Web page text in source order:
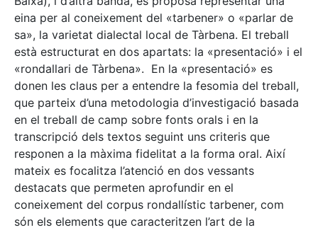
eina per al coneixement del «tarbener» o «parlar de
sa», la varietat dialectal local de Tàrbena. El treball
està estructurat en dos apartats: la «presentació» i el
«rondallari de Tàrbena». En la «presentació» es
donen les claus per a entendre la fesomia del treball,
que parteix d’una metodologia d’investigació basada
en el treball de camp sobre fonts orals i en la
transcripció dels textos seguint uns criteris que
responen a la màxima fidelitat a la forma oral. Així
mateix es focalitza l’atenció en dos vessants
destacats que permeten aprofundir en el
coneixement del corpus rondallístic tarbener, com
són els elements que caracteritzen l’art de la